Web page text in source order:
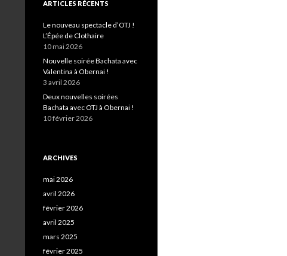
ARTICLES RÉCENTS
Le nouveau spectacle d’OTJ !
L’Épée de Clothaire
10 mai 2026
Nouvelle soirée Bachata avec
Valentina à Obernai !
3 avril 2026
Deux nouvelles soirées
Bachata avec OTJ à Obernai !
10 février 2026
ARCHIVES
mai 2026
avril 2026
février 2026
avril 2025
mars 2025
février 2025